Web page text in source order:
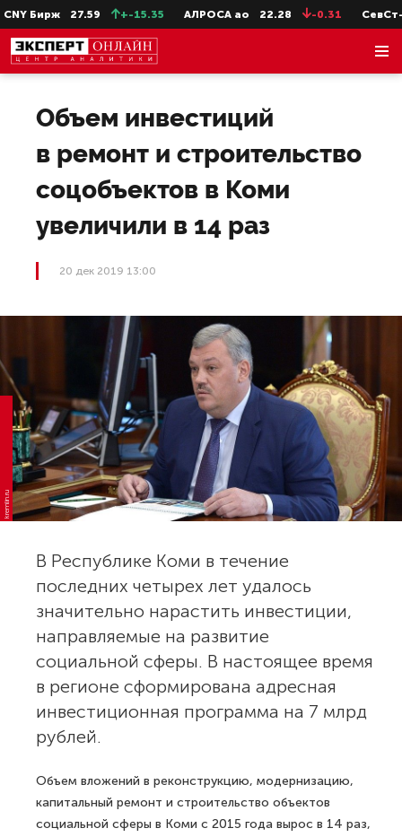
Бирж 27.59 +-15.35 АЛРОСА ао 22.28 -0.31 СевСт-ао
Объем инвестиций
в ремонт и строительство
соцобъектов в Коми
увеличили в 14 раз
20 дек 2019 13:00
kremlin.ru
В Республике Коми в течение
последних четырех лет удалось
значительно нарастить инвестиции,
направляемые на развитие
социальной сферы. В настоящее время
в регионе сформирована адресная
инвестиционная программа на 7 млрд
рублей.
Объем вложений в реконструкцию, модернизацию,
капитальный ремонт и строительство объектов
социальной сферы в Коми с 2015 года вырос в 14 раз,